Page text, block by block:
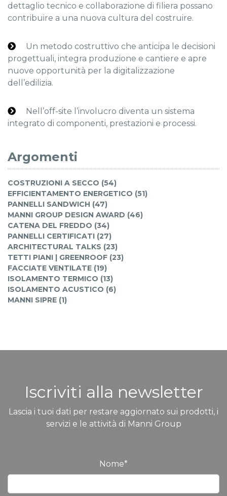
dettaglio tecnico e collaborazione di filiera possano
contribuire a una nuova cultura del costruire.
Un metodo costruttivo che anticipa le decisioni
progettuali, integra produzione e cantiere e apre
nuove opportunità per la digitalizzazione
dell’edilizia.
Nell’off-site l’involucro diventa un sistema
integrato di componenti, prestazioni e processi.
Argomenti
COSTRUZIONI A SECCO (54)
EFFICIENTAMENTO ENERGETICO (51)
PANNELLI SANDWICH (47)
MANNI GROUP DESIGN AWARD (46)
CATENA DEL FREDDO (34)
PANNELLI CERTIFICATI (27)
ARCHITECTURAL TALKS (23)
TETTI PIANI | GREENROOF (23)
FACCIATE VENTILATE (19)
ISOLAMENTO TERMICO (13)
ISOLAMENTO ACUSTICO (6)
MANNI SIPRE (1)
Iscriviti alla newsletter
Lascia i tuoi dati per restare aggiornato sui prodotti, i
servizi e le attività di Manni Group
Nome*